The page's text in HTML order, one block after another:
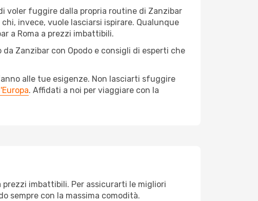
voler fuggire dalla propria routine di Zanzibar
invece, vuole lasciarsi ispirare. Qualunque
a Roma a prezzi imbattibili.
Zanzibar con Opodo e consigli di esperti che
alle tue esigenze. Non lasciarti sfuggire
. Affidati a noi per viaggiare con la
prezzi imbattibili. Per assicurarti le migliori
sempre con la massima comodità.